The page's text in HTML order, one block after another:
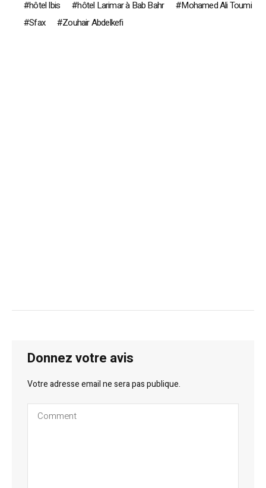
hôtel Ibis
hôtel Larimar à Bab Bahr
Mohamed Ali Toumi
Sfax
Zouhair Abdelkefi
Donnez votre avis
Votre adresse email ne sera pas publique.